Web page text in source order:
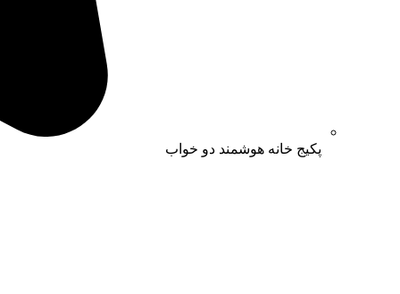
پکیج خانه هوشمند دو خواب